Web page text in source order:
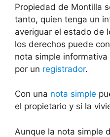
Propiedad de Montilla
tanto, quien tenga un
averiguar el estado de
los derechos puede
nota simple
por un registrador.
Con una nota simple
el propietario y si la
Aunque la nota simple